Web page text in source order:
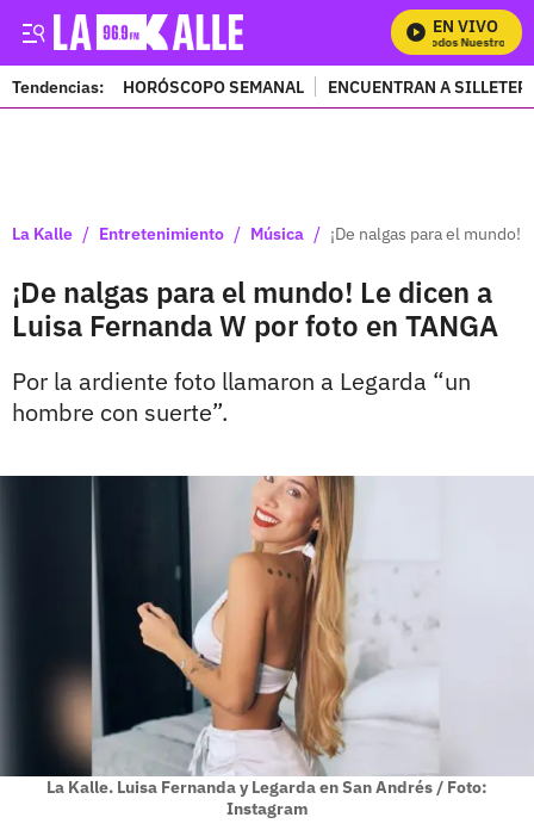
EN VIVO
Mira Todos Nuestros
Tendencias: HORÓSCOPO SEMANAL ENCUENTRAN A
La Kalle / Entretenimiento / Música / ¡De nalgas para el mundo!
¡De nalgas para el mundo! Le dicen a
Luisa Fernanda W por foto en TANGA
Por la ardiente foto llamaron a Legarda “un
hombre con suerte”.
La Kalle. Luisa Fernanda y Legarda en San Andrés / Foto:
Instagram